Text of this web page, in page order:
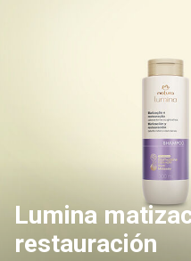
Lumina
restauración